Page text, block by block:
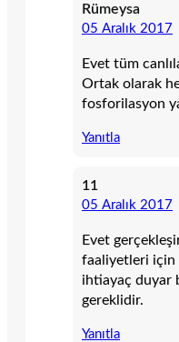
Rümeysa
05 Aralık 2017
Evet tüm
Ortak olarak
fosforilasyon
Yanıtla
11
05 Aralık 2017
Evet
faaliyetleri için
ihtiayaç duyar
gereklidir.
Yanıtla